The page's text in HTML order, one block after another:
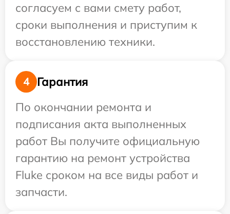
согласуем с вами смету работ,
сроки выполнения и приступим к
восстановлению техники.
4
Гарантия
По окончании ремонта и
подписания акта выполненных
работ Вы получите официальную
гарантию на ремонт устройства
Fluke сроком на все виды работ и
запчасти.